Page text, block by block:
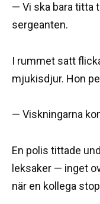
— Vi ska bara titta
sergeanten.
I rummet satt
mjukisdjur. Hon
— Viskningarna
En polis tittade
leksaker — inget
när en kollega